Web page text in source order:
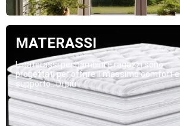
MATERASSI
I materassi per bambini e ragazzi sono
progettati per offrire il massimo comfort e
supporto...Di più